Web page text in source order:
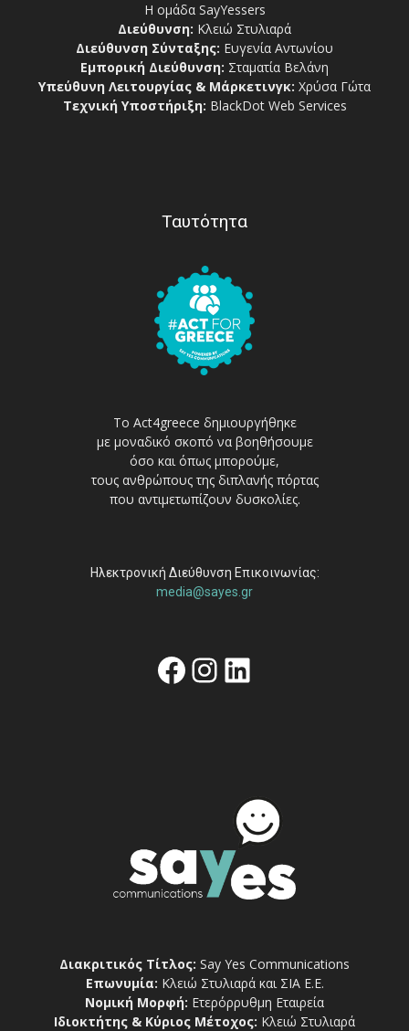
Η ομάδα SayYessers
Διεύθυνση: Κλειώ Στυλιαρά
Διεύθυνση Σύνταξης: Ευγενία Αντωνίου
Εμπορική Διεύθυνση: Σταματία Βελάνη
Υπεύθυνη Λειτουργίας & Μάρκετινγκ: Χρύσα Γώτα
Τεχνική Υποστήριξη: BlackDot Web Services
Ταυτότητα
Το Act4greece δημιουργήθηκε
με μοναδικό σκοπό να βοηθήσουμε
όσο και όπως μπορούμε,
τους ανθρώπους της διπλανής πόρτας
που αντιμετωπίζουν δυσκολίες.
Ηλεκτρονική Διεύθυνση Επικοινωνίας:
media@sayes.gr
Facebook
Instagram
Linkedin
Διακριτικός Τίτλος: Say Yes Communications
Επωνυμία: Κλειώ Στυλιαρά και ΣΙΑ Ε.Ε.
Νομική Μορφή: Ετερόρρυθμη Εταιρεία
Ιδιοκτήτης & Κύριος Μέτοχος: Κλειώ Στυλιαρά